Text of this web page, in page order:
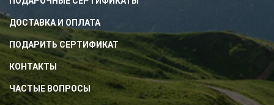
ДОСТАВКА И ОПЛАТА
ПОДАРИТЬ СЕРТИФИКАТ
КОНТАКТЫ
ЧАСТЫЕ ВОПРОСЫ